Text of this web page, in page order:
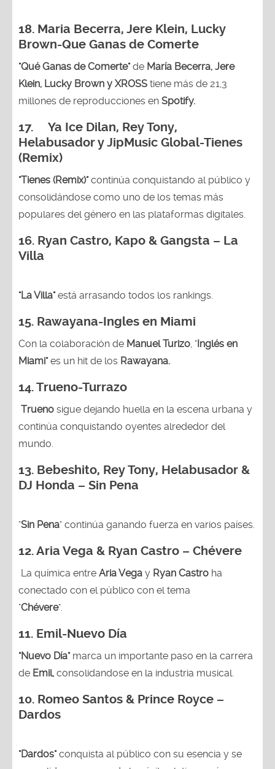
18. Maria Becerra, Jere Klein, Lucky
Brown-Que Ganas de Comerte
"Qué Ganas de Comerte"de María Becerra, Jere
Klein, Lucky Brown y XROSS tiene más de 21,3
millones de reproducciones en Spotify.
17. Ya Ice Dilan, Rey Tony,
Helabusador y JipMusic Global-Tienes
(Remix)
"Tienes (Remix)"continúa conquistando al público y
consolidándose como uno de los temas más
populares del género en las plataformas digitales.
16. Ryan Castro, Kapo & Gangsta – La
Villa
"La Villa"está arrasando todos los rankings.
15. Rawayana-Ingles en Miami
Con la colaboración de Manuel Turizo, " Inglés en
Miami"es un hit de los Rawayana.
14.Trueno-Turrazo
Trueno sigue dejando huella en la escena urbana y
continúa conquistando oyentes alrededor del
mundo.
13. Bebeshito, Rey Tony, Helabusador &
DJ Honda – Sin Pena
"Sin Pena" continúa ganando fuerza en varios países.
12. Aria Vega & Ryan Castro – Chévere
La química entre Aria Vega y Ryan Castro ha
conectado con el público con el tema
"Chévere".
11. Emil-Nuevo Día
"Nuevo Día"marca un importante paso en la carrera
de Emil, consolidandose en la industria musical.
10. Romeo Santos & Prince Royce –
Dardos
"Dardos"conquista al público con su esencia y se